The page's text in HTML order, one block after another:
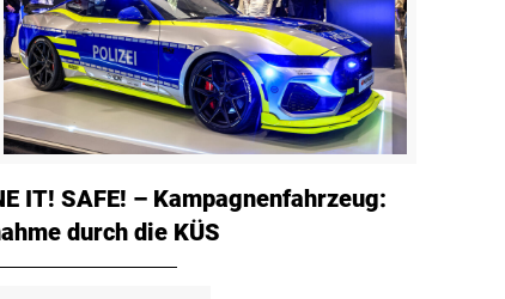
IT! SAFE! – Kampagnenfahrzeug:
durch die KÜS